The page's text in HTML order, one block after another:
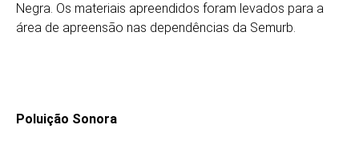
Negra. Os materiais apreendidos foram levados para a
área de apreensão nas dependências da Semurb.
Poluição Sonora